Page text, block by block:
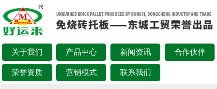
关于我们 产品中心 新闻资讯 合作伙伴
荣誉资质 营销模式 联系我们